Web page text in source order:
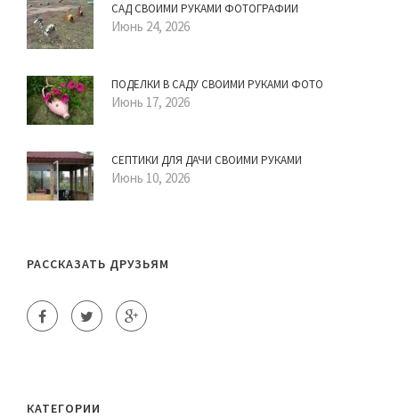
САД СВОИМИ РУКАМИ ФОТОГРАФИИ
Июнь 24, 2026
ПОДЕЛКИ В САДУ СВОИМИ РУКАМИ ФОТО
Июнь 17, 2026
СЕПТИКИ ДЛЯ ДАЧИ СВОИМИ РУКАМИ
Июнь 10, 2026
РАССКАЗАТЬ ДРУЗЬЯМ
КАТЕГОРИИ